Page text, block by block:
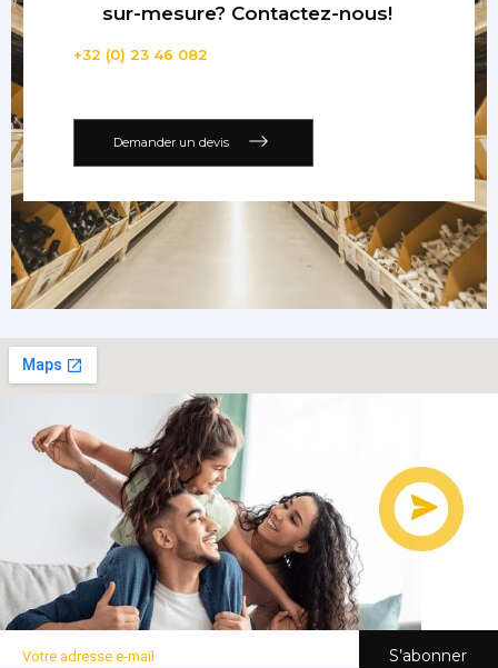
sur-mesure? Contactez-nous!
+32 (0) 23 46 082
Demander un devis
S’abonner